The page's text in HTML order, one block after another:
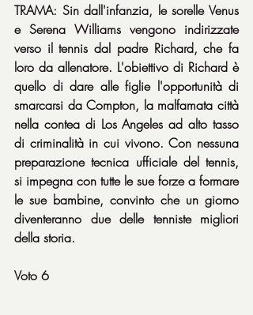
TRAMA: Sin dall'infanzia, le sorelle Venus
e Serena Williams vengono indirizzate
verso il tennis dal padre Richard, che fa
loro da allenatore. L'obiettivo di Richard è
quello di dare alle figlie l'opportunità di
smarcarsi da Compton, la malfamata città
nella contea di Los Angeles ad alto tasso
di criminalità in cui vivono. Con nessuna
preparazione tecnica ufficiale del tennis,
si impegna con tutte le sue forze a formare
le sue bambine, convinto che un giorno
diventeranno due delle tenniste migliori
della storia.
Voto 6